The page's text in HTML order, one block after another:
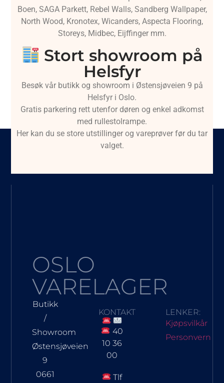
Boen, SAGA Parkett, Rebel Walls, Sandberg Wallpaper,
North Wood, Kronotex, Wicanders, Aspecta Flooring,
Storeys, Midbec, Eijffinger mm.
Stort showroom på
Helsfyr
Besøk vår butikk og showroom i Østensjøveien 9 på
Helsfyr i Oslo.
Gratis parkering rett utenfor døren og enkel adkomst
med rullestolrampe.
Her kan du se store utstillinger og vareprøver før du tar
valget.
OSLO
VARELAGER
Butikk
/
Showroom
Østensjøveien
9
0661
KONTAKT
40
10 36
00
Tlf
LENKER:
Kjøpsvilkår
Personvern